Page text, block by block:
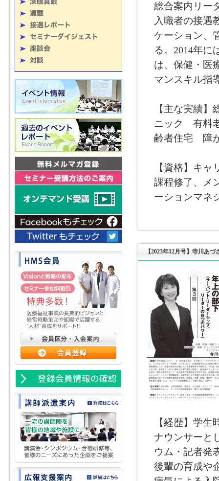
総合案内リー
入職者の接遇
ケーション、
る。2014年に
は、保健・医
マンスキル指
【主な実績
ニック 有料
齢者住宅 障
【資格】キ
課程修了、メ
ーションマネ
【2023年12月号】寺川あ
【経歴】学
ナウンサーと
ウム・記者発
後輩の育成や